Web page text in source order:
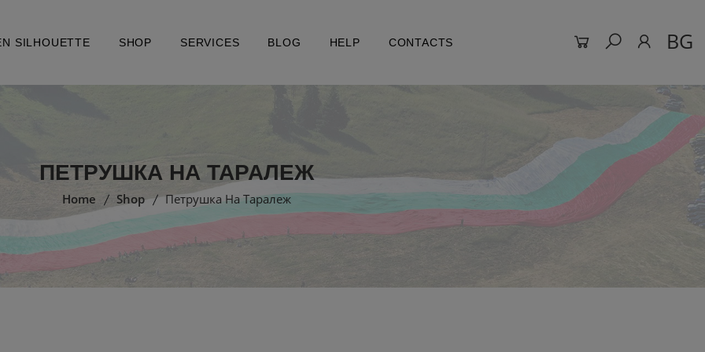
SILHOUETTE SHOP SERVICES BLOG HELP CONTACTS BG
ПЕТРУШКА НА ТАРАЛЕЖ
Home Shop Петрушка На Таралеж